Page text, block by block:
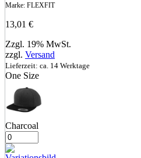
Marke: FLEXFIT
13,01 €
Zzgl. 19% MwSt.
zzgl. Versand
Lieferzeit: ca. 14 Werktage
One Size
Charcoal